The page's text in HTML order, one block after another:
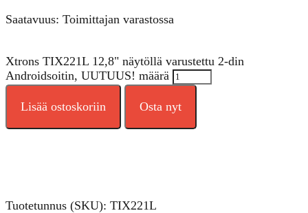
Saatavuus: Toimittajan varastossa
Xtrons TIX221L 12,8" näytöllä varustettu 2-din
Androidsoitin, UUTUUS! määrä
Lisää ostoskoriin Osta nyt
Tuotetunnus (SKU): TIX221L